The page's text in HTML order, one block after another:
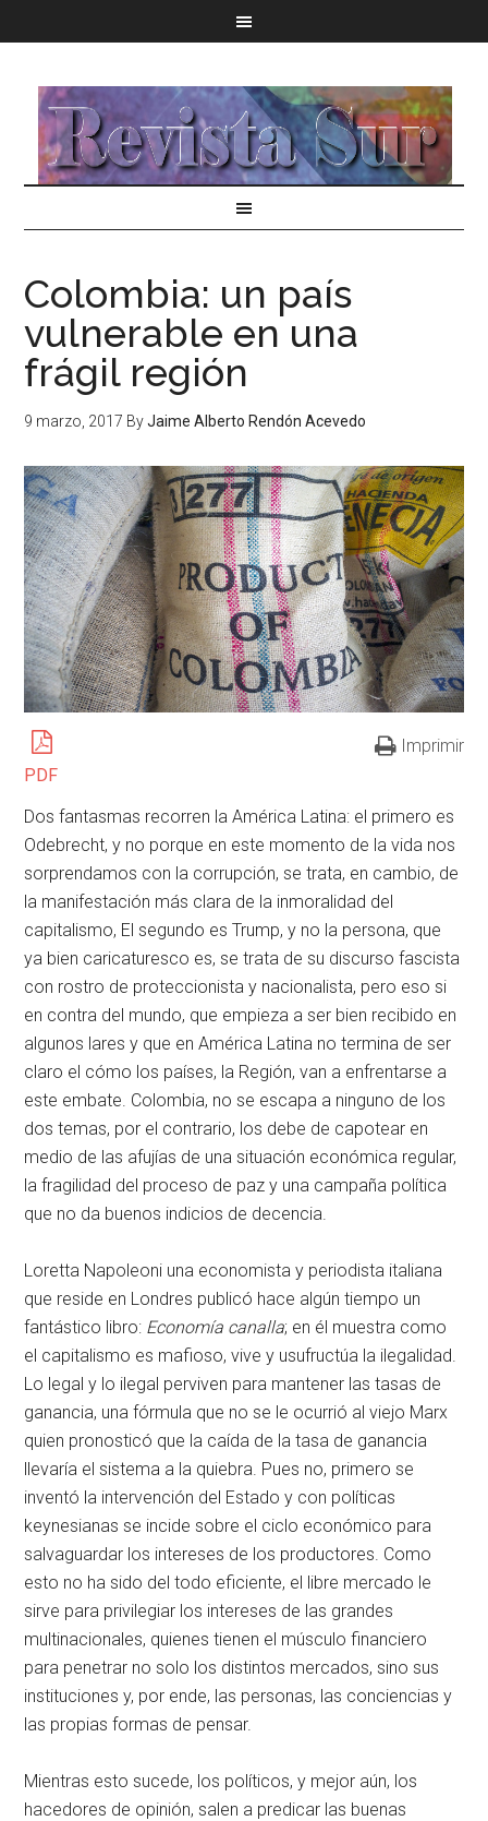
Colombia: un país
vulnerable en una
frágil región
9 marzo, 2017 ByJaime Alberto Rendón Acevedo
PDF
Imprimir
Dos fantasmas recorren la América Latina: el primero es
Odebrecht, y no porque en este momento de la vida nos
sorprendamos con la corrupción, se trata, en cambio, de
la manifestación más clara de la inmoralidad del
capitalismo, El segundo es Trump, y no la persona, que
ya bien caricaturesco es, se trata de su discurso fascista
con rostro de proteccionista y nacionalista, pero eso si
en contra del mundo, que empieza a ser bien recibido en
algunos lares y que en América Latina no termina de ser
claro el cómo los países, la Región, van a enfrentarse a
este embate. Colombia, no se escapa a ninguno de los
dos temas, por el contrario, los debe de capotear en
medio de las afujías de una situación económica regular,
la fragilidad del proceso de paz y una campaña política
que no da buenos indicios de decencia.
Loretta Napoleoni una economista y periodista italiana
que reside en Londres publicó hace algún tiempo un
fantástico libro: Economía canalla; en él muestra como
el capitalismo es mafioso, vive y usufructúa la ilegalidad.
Lo legal y lo ilegal perviven para mantener las tasas de
ganancia, una fórmula que no se le ocurrió al viejo Marx
quien pronosticó que la caída de la tasa de ganancia
llevaría el sistema a la quiebra. Pues no, primero se
inventó la intervención del Estado y con políticas
keynesianas se incide sobre el ciclo económico para
salvaguardar los intereses de los productores. Como
esto no ha sido del todo eficiente, el libre mercado le
sirve para privilegiar los intereses de las grandes
multinacionales, quienes tienen el músculo financiero
para penetrar no solo los distintos mercados, sino sus
instituciones y, por ende, las personas, las conciencias y
las propias formas de pensar.
Mientras esto sucede, los políticos, y mejor aún, los
hacedores de opinión, salen a predicar las buenas